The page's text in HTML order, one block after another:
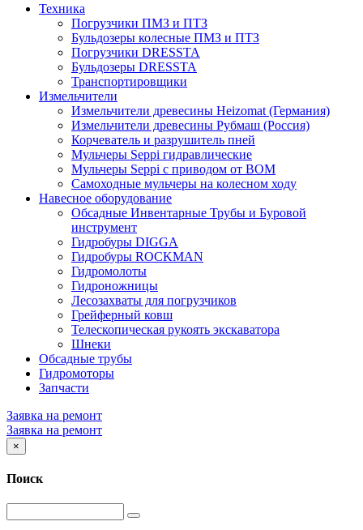
Техника
Погрузчики ПМЗ и ПТЗ
Бульдозеры колесные ПМЗ и ПТЗ
Погрузчики DRESSTA
Бульдозеры DRESSTA
Транспортировщики
Измельчители
Измельчители древесины Heizomat (Германия)
Измельчители древесины Рубмаш (Россия)
Корчеватель и разрушитель пней
Мульчеры Seppi гидравлические
Мульчеры Seppi с приводом от ВОМ
Самоходные мульчеры на колесном ходу
Навесное оборудование
Обсадные Инвентарные Трубы и Буровой
инструмент
Гидробуры DIGGA
Гидробуры ROCKMAN
Гидромолоты
Гидроножницы
Лесозахваты для погрузчиков
Грейферный ковш
Телескопическая рукоять экскаватора
Шнеки
Обсадные трубы
Гидромоторы
Запчасти
Заявка на ремонт
Заявка на ремонт
×
Поиск